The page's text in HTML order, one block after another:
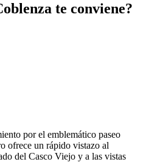
te conviene?
por el emblemático paseo
ofrece un rápido vistazo al
del Casco Viejo y a las vistas